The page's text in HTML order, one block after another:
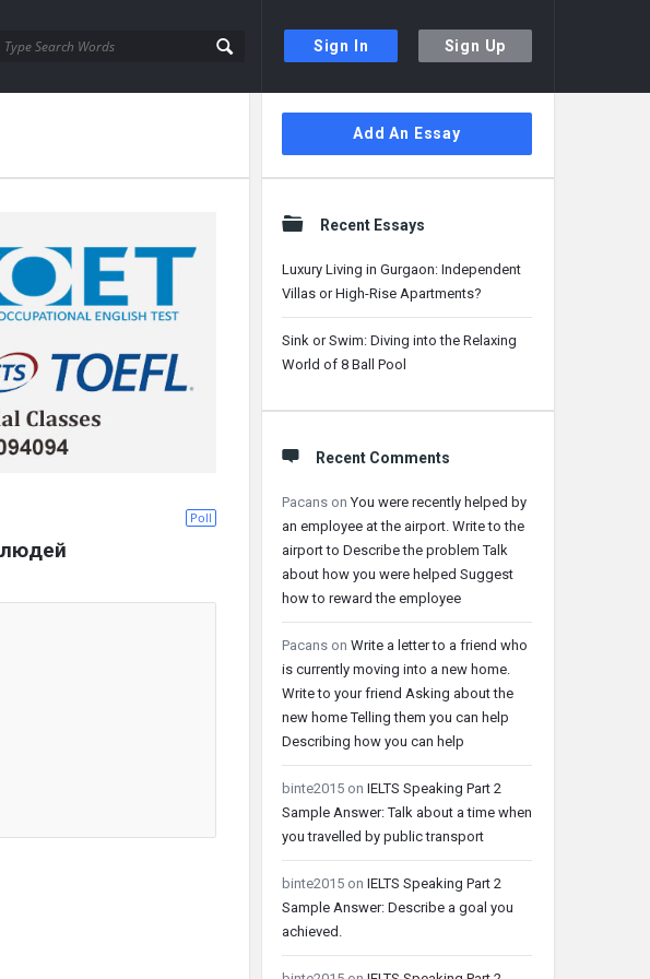
Sign In Sign Up
Poll
Sidebar
Add An Essay
Recent Essays
Luxury Living in Gurgaon: Independent
Villas or High-Rise Apartments?
Sink or Swim: Diving into the Relaxing
World of 8 Ball Pool
Recent Comments
Pacans onYou were recently helped by
an employee at the airport. Write to the
airport to Describe the problem Talk
about how you were helped Suggest
how to reward the employee
Pacans on Write a letter to a friend who
is currently moving into a new home.
Write to your friend Asking about the
new home Telling them you can help
Describing how you can help
binte2015 on IELTS Speaking Part 2
Sample Answer: Talk about a time when
you travelled by public transport
binte2015 on IELTS Speaking Part 2
Sample Answer: Describe a goal you
achieved.